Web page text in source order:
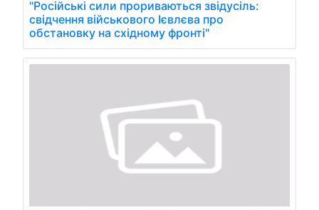
"Російські сили прориваються звідусіль:
свідчення військового Ієвлєва про
обстановку на східному фронті"